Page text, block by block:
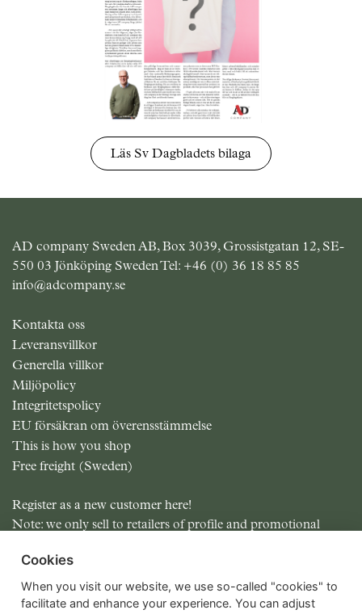
Läs Sv Dagbladets bilaga
AD company Sweden AB, Box 3039, Grossistgatan 12, SE-
550 03 Jönköping Sweden Tel: +46 (0) 36 18 85 85
info@adcompany.se
Kontakta oss
Leveransvillkor
Generella villkor
Miljöpolicy
Integritetspolicy
EU försäkran om överensstämmelse
This is how you shop
Free freight (Sweden)
Register as a new customer here!
Note: we only sell to retailers of profile and promotional
All prices excluding MOMS
Cookies
When you visit our website, we use so-called "cookies" to
facilitate and enhance your experience. You can adjust